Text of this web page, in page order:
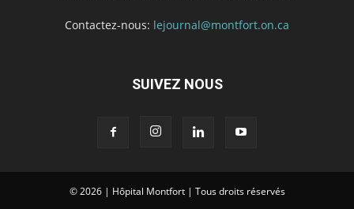
Contactez-nous: lejournal@montfort.on.ca
SUIVEZ NOUS
© 2026 | Hôpital Montfort | Tous droits réservés